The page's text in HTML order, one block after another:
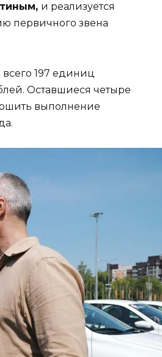
и реализуется
первичного звена
197 единиц
Оставшиеся четыре
выполнение